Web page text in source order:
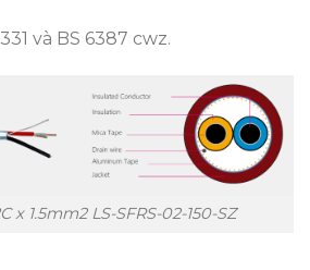
và BS 6387 cwz.
x 1.5mm2 LS-SFRS-02-150-SZ